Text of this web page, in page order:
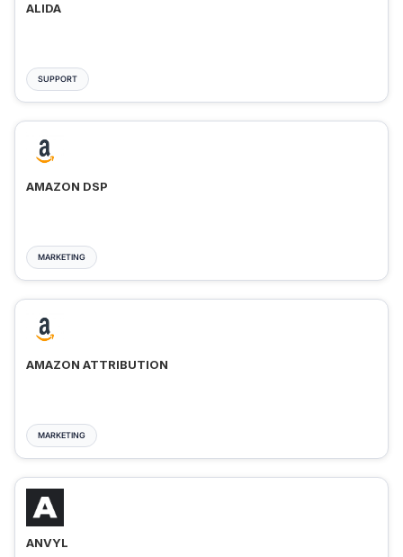
ALIDA
SUPPORT
AMAZON DSP
MARKETING
AMAZON ATTRIBUTION
MARKETING
ANVYL